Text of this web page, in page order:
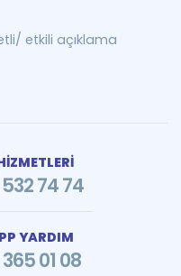
etkili açıklama
74 74
YARDIM
01 08